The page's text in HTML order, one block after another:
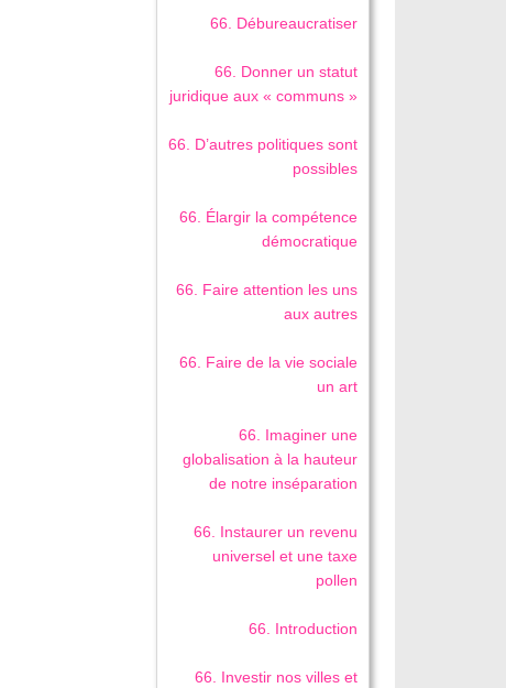
66. Débureaucratiser
66. Donner un statut
juridique aux « communs »
66. D’autres politiques sont
possibles
66. Élargir la compétence
démocratique
66. Faire attention les uns
aux autres
66. Faire de la vie sociale
un art
66. Imaginer une
globalisation à la hauteur
de notre inséparation
66. Instaurer un revenu
universel et une taxe
pollen
66. Introduction
66. Investir nos villes et